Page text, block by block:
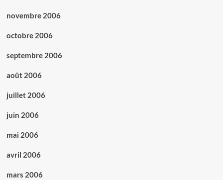
novembre 2006
octobre 2006
septembre 2006
août 2006
juillet 2006
juin 2006
mai 2006
avril 2006
mars 2006